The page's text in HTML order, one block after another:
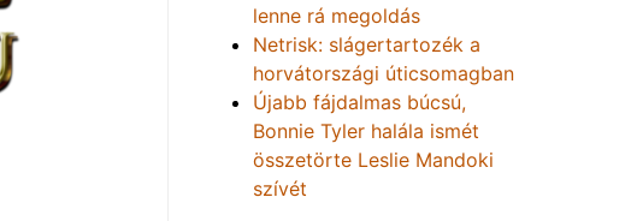
lenne rá megoldás
Netrisk: slágertartozék a
horvátországi úticsomagban
Újabb fájdalmas búcsú,
Bonnie Tyler halála ismét
összetörte Leslie Mandoki
szívét